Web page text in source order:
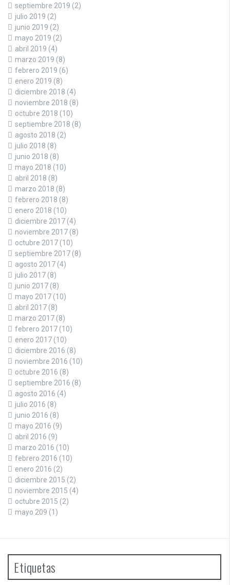
septiembre 2019 (2)
julio 2019 (2)
junio 2019 (2)
mayo 2019 (2)
abril 2019 (4)
marzo 2019 (8)
febrero 2019 (6)
enero 2019 (8)
diciembre 2018 (4)
noviembre 2018 (8)
octubre 2018 (10)
septiembre 2018 (8)
agosto 2018 (2)
julio 2018 (8)
junio 2018 (8)
mayo 2018 (10)
abril 2018 (8)
marzo 2018 (8)
febrero 2018 (8)
enero 2018 (10)
diciembre 2017 (4)
noviembre 2017 (8)
octubre 2017 (10)
septiembre 2017 (8)
agosto 2017 (4)
julio 2017 (8)
junio 2017 (8)
mayo 2017 (10)
abril 2017 (8)
marzo 2017 (8)
febrero 2017 (10)
enero 2017 (10)
diciembre 2016 (8)
noviembre 2016 (10)
octubre 2016 (8)
septiembre 2016 (8)
agosto 2016 (4)
julio 2016 (8)
junio 2016 (8)
mayo 2016 (9)
abril 2016 (9)
marzo 2016 (10)
febrero 2016 (10)
enero 2016 (2)
diciembre 2015 (2)
noviembre 2015 (4)
octubre 2015 (2)
mayo 209 (1)
Etiquetas